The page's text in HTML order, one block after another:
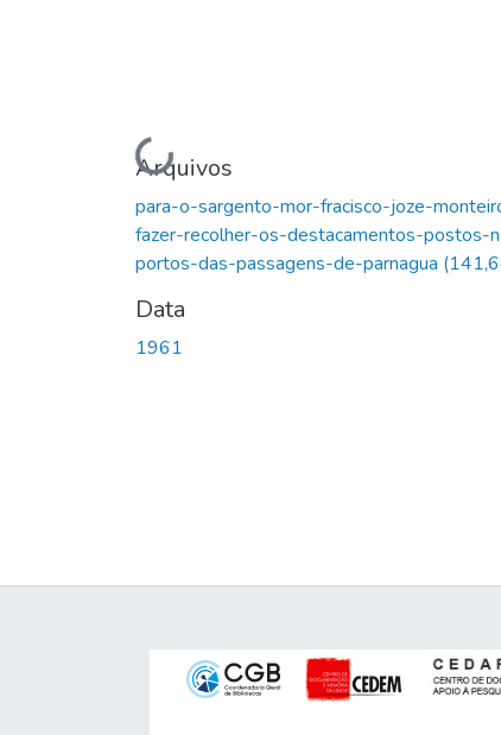
Carregando...
Arquivos
para-o-sargento-mor-fracisco-joze-
fazer-recolher-os-destacamentos-postos-
portos-das-passagens-de-parnagua
Data
1961